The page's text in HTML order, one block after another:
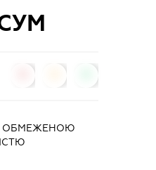
ОБМЕЖЕНОЮ